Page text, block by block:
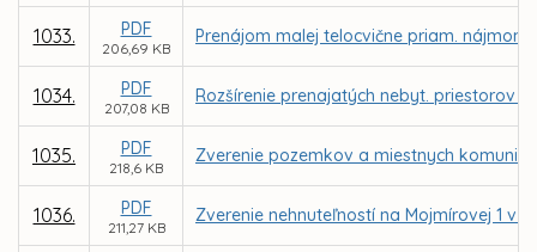
1033. PDF
206,69 KB
Prenájom malej telocvične priam.
1034. PDF
207,08 KB
Rozšírenie prenajatých nebyt. priestorov
1035. PDF
218,6 KB
Zverenie pozemkov a miestnych
1036. PDF
211,27 KB
Zverenie nehnuteľností na Mojmírovej 1 v